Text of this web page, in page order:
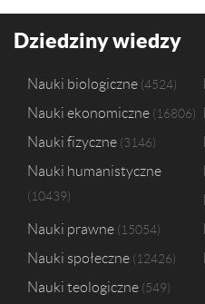
Dziedziny wiedzy
Nauki biologiczne 4524
Nauki ekonomiczne 16806
Nauki fizyczne 3146
Nauki humanistyczne
10439
Nauki prawne 15054
Nauki społeczne 12426
Nauki teologiczne 549